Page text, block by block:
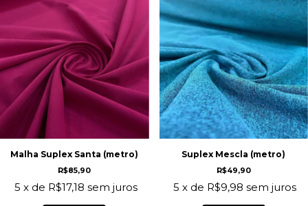
Malha Suplex Santa (metro)
R$85,90
5 x de R$17,18 sem juros
Suplex Mescla (metro)
R$49,90
5 x de R$9,98 sem juros